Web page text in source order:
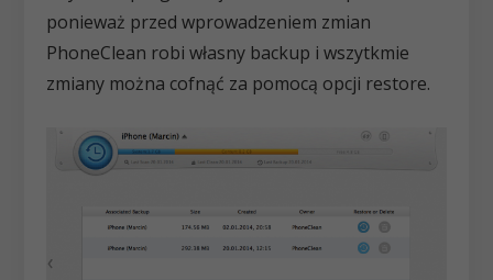
ponieważ przed wprowadzeniem zmian
PhoneClean robi własny backup i wszytkmie
zmiany można cofnąć za pomocą opcji restore.